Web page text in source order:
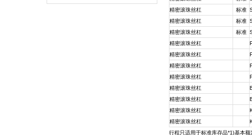
行程只适用于标准库存品*1)基本
精密滚珠丝杠
标准
精密滚珠丝杠
标准
精密滚珠丝杠
标准
精密滚珠丝杠
精密滚珠丝杠
精密滚珠丝杠
精密滚珠丝杠
精密滚珠丝杠
精密滚珠丝杠
精密滚珠丝杠
精密滚珠丝杠